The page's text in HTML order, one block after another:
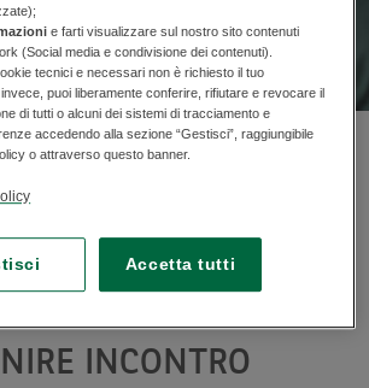
la combinazione tra durata ed
alle esigenze della tua
INCONTRO
e farti visualizzare sul nostro sito contenuti
(Social media e condivisione dei contenuti).
tecnici e necessari non è richiesto il tuo
puoi liberamente conferire, rifiutare e revocare il
di tutti o alcuni dei sistemi di tracciamento e
accedendo alla sezione “Gestisci”, raggiungibile
o attraverso questo banner.
Accetta tutti